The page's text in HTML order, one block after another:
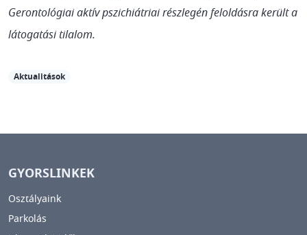
Gerontológiai aktív pszichiátriai részlegén feloldásra került a
látogatási tilalom.
Aktualitások
GYORSLINKEK
Osztályaink
Parkolás